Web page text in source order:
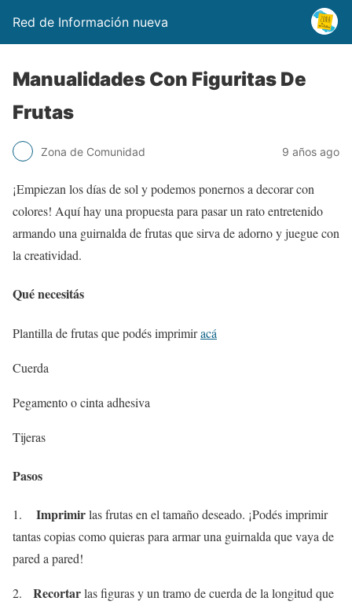
Red de Información nueva
Manualidades Con Figuritas De
Frutas
Zona de Comunidad 9 años ago
¡Empiezan los días de sol y podemos ponernos a decorar con
colores! Aquí hay una propuesta para pasar un rato entretenido
armando una guirnalda de frutas que sirva de adorno y juegue con
la creatividad.
Qué necesitás
Plantilla de frutas que podés imprimiracá
Cuerda
Pegamento o cinta adhesiva
Tijeras
Pasos
1. Imprimirlas frutas en el tamaño deseado. ¡Podés imprimir
tantas copias como quieras para armar una guirnalda que vaya de
pared a pared!
2. Recortarlas figuras y un tramo de cuerda de la longitud que